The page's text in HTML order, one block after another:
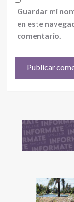
Guardar mi
en este
comentario.